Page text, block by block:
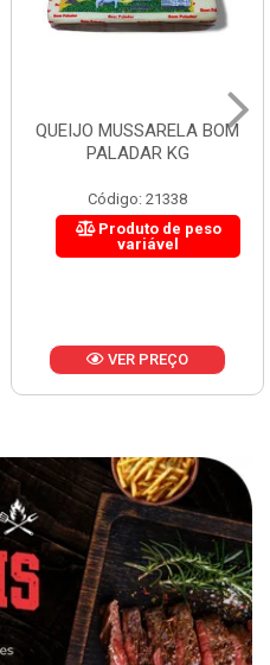
QUEIJO MUSSARELA BOM
PALADAR KG
Código: 21338
Produto de peso
variável
VER PREÇO